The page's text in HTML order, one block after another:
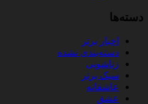
دسته‌ها
اخبار برتر
دسته‌بندی نشده
زناشویی
سبک برتر
عاشقانه
عشق